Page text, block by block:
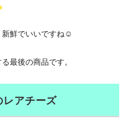
新鮮でいいですね☺️
最後の商品です。
レアチーズ